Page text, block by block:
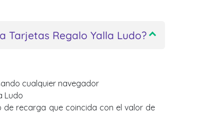
Tarjetas Regalo Yalla Ludo?
cualquier navegador
Ludo
de recarga que coincida con el valor de